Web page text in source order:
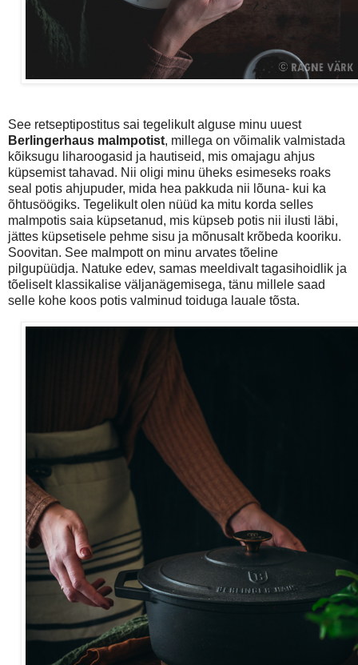
See retseptipostitus sai tegelikult alguse minu uuest
Berlingerhaus malmpotist, millega on võimalik valmistada
kõiksugu liharoogasid ja hautiseid, mis omajagu ahjus
küpsemist tahavad. Nii oligi minu üheks esimeseks roaks
seal potis ahjupuder, mida hea pakkuda nii lõuna- kui ka
õhtusöögiks. Tegelikult olen nüüd ka mitu korda selles
malmpotis saia küpsetanud, mis küpseb potis nii ilusti läbi,
jättes küpsetisele pehme sisu ja mõnusalt krõbeda kooriku.
Soovitan. See malmpott on minu arvates tõeline
pilgupüüdja. Natuke edev, samas meeldivalt tagasihoidlik ja
tõeliselt klassikalise väljanägemisega, tänu millele saad
selle kohe koos potis valminud toiduga lauale tõsta.